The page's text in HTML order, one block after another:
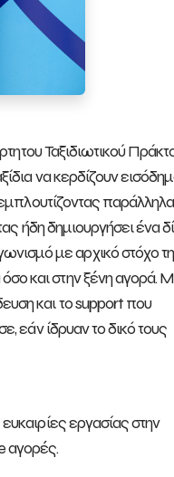
Ταξιδιωτικού
να κερδίζουν
παράλληλα
ήδη δημιουργήσει ένα
με αρχικό στόχο
και στην ξένη αγορά.
και το support που
εάν ίδρυαν το δικό τους
εργασίας στην
αγορές.